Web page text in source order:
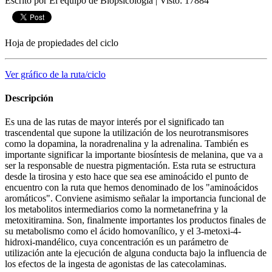
Hoja de propiedades del ciclo
Ver gráfico de la ruta/ciclo
Descripción
Es una de las rutas de mayor interés por el significado tan
trascendental que supone la utilización de los neurotransmisores
como la dopamina, la noradrenalina y la adrenalina. También es
importante significar la importante biosíntesis de melanina, que va a
ser la responsable de nuestra pigmentación. Esta ruta se estructura
desde la tirosina y esto hace que sea ese aminoácido el punto de
encuentro con la ruta que hemos denominado de los "aminoácidos
aromáticos". Conviene asimismo señalar la importancia funcional de
los metabolitos intermediarios como la normetanefrina y la
metoxitiramina. Son, finalmente importantes los productos finales de
su metabolismo como el ácido homovanílico, y el 3-metoxi-4-
hidroxi-mandélico, cuya concentración es un parámetro de
utilización ante la ejecución de alguna conducta bajo la influencia de
los efectos de la ingesta de agonistas de las catecolaminas.